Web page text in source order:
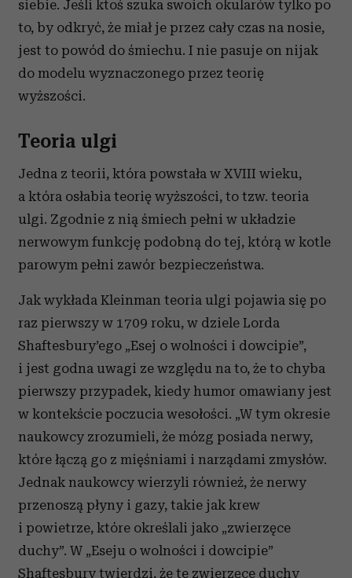
siebie. Jeśli ktoś szuka swoich okularów tylko po
to, by odkryć, że miał je przez cały czas na nosie,
jest to powód do śmiechu. I nie pasuje on nijak
do modelu wyzna­czonego przez teorię
wyższości.
Teoria ulgi
Jedna z teorii, która powstała w XVIII wieku,
a która osłabia teo­rię wyższości, to tzw. teoria
ulgi. Zgodnie z nią śmiech pełni w układzie
nerwowym funkcję podobną do tej, którą w kotle
parowym pełni zawór bezpieczeństwa.
Jak wykłada Kleinman teoria ulgi pojawia się po
raz pierwszy w 1709 roku, w dziele Lorda
Shaftesbury’ego „Esej o wolności i dowcipie”,
i jest godna uwa­gi ze względu na to, że to chyba
pierwszy przypadek, kiedy humor omawiany jest
w kontekście poczucia wesołości. „W tym okresie
na­ukowcy zrozumieli, że mózg posiada nerwy,
które łączą go z mięś­niami i narządami zmysłów.
Jednak naukowcy wierzyli również, że nerwy
przenoszą płyny i gazy, takie jak krew
i powietrze, które określali jako „zwierzęce
duchy”. W „Eseju o wolności i dowcipie”
Shaftesbury twierdzi, że te zwierzęce duchy